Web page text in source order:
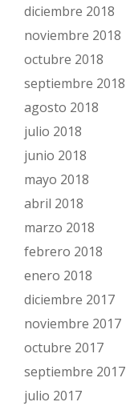
diciembre 2018
noviembre 2018
octubre 2018
septiembre 2018
agosto 2018
julio 2018
junio 2018
mayo 2018
abril 2018
marzo 2018
febrero 2018
enero 2018
diciembre 2017
noviembre 2017
octubre 2017
septiembre 2017
julio 2017